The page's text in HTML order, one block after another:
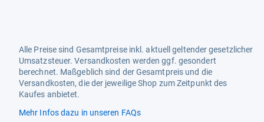
Alle Preise sind Gesamtpreise inkl. aktuell geltender gesetzlicher
Umsatzsteuer. Versandkosten werden ggf. gesondert
berechnet. Maßgeblich sind der Gesamtpreis und die
Versandkosten, die der jeweilige Shop zum Zeitpunkt des
Kaufes anbietet.
Mehr Infos dazu in unseren FAQs